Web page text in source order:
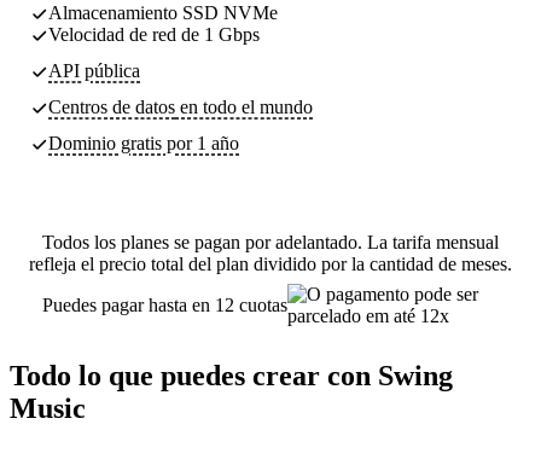
Almacenamiento SSD NVMe
Velocidad de red de 1 Gbps
API pública
Centros de datos en todo el mundo
Dominio gratis por 1 año
Todos los planes se pagan por adelantado. La tarifa mensual
refleja el precio total del plan dividido por la cantidad de meses.
Puedes pagar hasta en 12 cuotas
Todo lo que puedes crear con Swing
Music